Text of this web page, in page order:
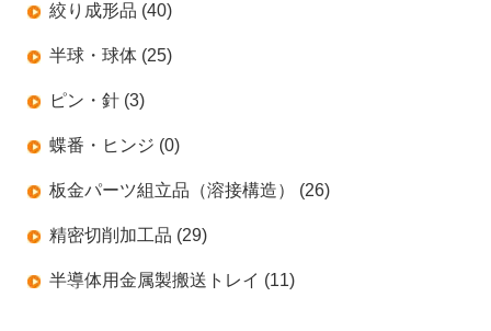
絞り成形品 (40)
半球・球体 (25)
ピン・針 (3)
蝶番・ヒンジ (0)
板金パーツ組立品（溶接構造） (26)
精密切削加工品 (29)
半導体用金属製搬送トレイ (11)